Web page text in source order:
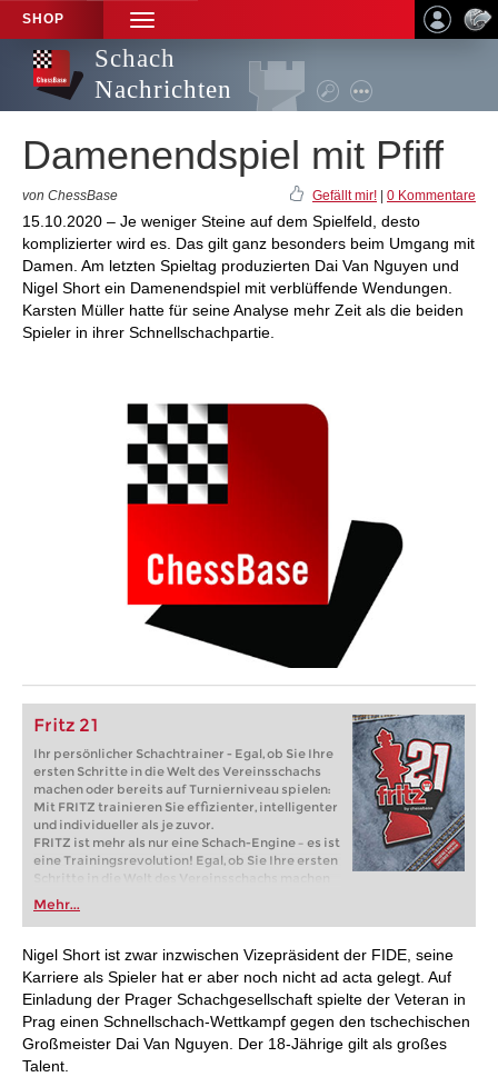
SHOP
TOGGLE
NAVIGATION
Schach
Nachrichten
Damenendspiel mit Pfiff
von ChessBase Gefällt mir! 0 Kommentare
15.10.2020 – Je weniger Steine auf dem Spielfeld, desto
komplizierter wird es. Das gilt ganz besonders beim Umgang mit
Damen. Am letzten Spieltag produzierten Dai Van Nguyen und
Nigel Short ein Damenendspiel mit verblüffende Wendungen.
Karsten Müller hatte für seine Analyse mehr Zeit als die beiden
Spieler in ihrer Schnellschachpartie.
Fritz 21
Ihr persönlicher Schachtrainer - Egal, ob Sie Ihre
ersten Schritte in die Welt des Vereinsschachs
machen oder bereits auf Turnierniveau spielen:
Mit FRITZ trainieren Sie effizienter, intelligenter
und individueller als je zuvor.
FRITZ ist mehr als nur eine Schach-Engine – es ist
eine Trainingsrevolution! Egal, ob Sie Ihre ersten
Schritte in die Welt des Vereinsschachs machen
oder bereits auf Turnierniveau spielen: Mit
FRITZ trainieren Sie effizienter, intelligenter und
individueller als je zuvor.
Mehr...
Nigel Short ist zwar inzwischen Vizepräsident der FIDE, seine
Karriere als Spieler hat er aber noch nicht ad acta gelegt. Auf
Einladung der Prager Schachgesellschaft spielte der Veteran in
Prag einen Schnellschach-Wettkampf gegen den tschechischen
Großmeister Dai Van Nguyen. Der 18-Jährige gilt als großes
Talent.